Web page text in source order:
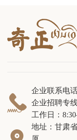

企业联系电
企业招聘专
工作日：
地址：甘肃